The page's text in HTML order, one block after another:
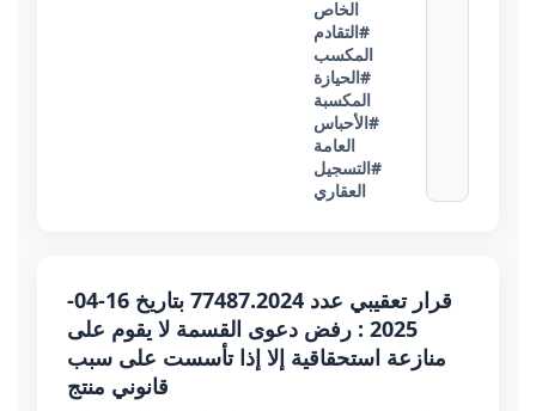
الخاص
#التقادم
المكسب
#الحيازة
المكسبة
#الأحباس
العامة
#التسجيل
العقاري
قرار تعقيبي عدد 77487.2024 بتاريخ 16-04-
2025 : رفض دعوى القسمة لا يقوم على
منازعة استحقاقية إلا إذا تأسست على سبب
قانوني منتج